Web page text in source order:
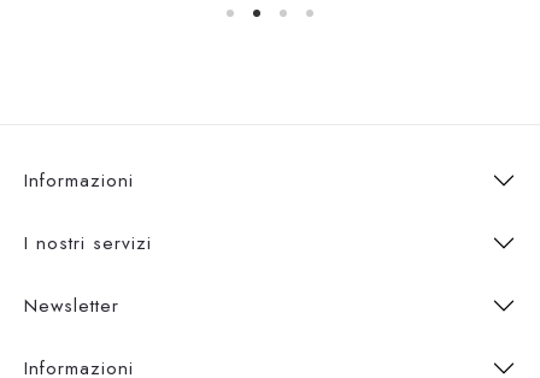
Informazioni
I nostri servizi
Newsletter
Informazioni